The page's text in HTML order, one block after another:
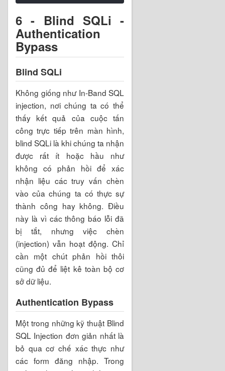
6 - Blind SQLi -
Authentication
Bypass
Blind SQLi
Không giống như In-Band SQL
injection, nơi chúng ta có thể
thấy kết quả của cuộc tấn
công trực tiếp trên màn hình,
blind SQLi là khi chúng ta nhận
được rất ít hoặc hầu như
không có phản hồi để xác
nhận liệu các truy vấn chèn
vào của chúng ta có thực sự
thành công hay không. Điều
này là vì các thông báo lỗi đã
bị tắt, nhưng việc chèn
(injection) vẫn hoạt động. Chỉ
cần một chút phản hồi thôi
cũng đủ để liệt kê toàn bộ cơ
sở dữ liệu.
Authentication Bypass
Một trong những kỹ thuật Blind
SQL Injection đơn giản nhất là
bỏ qua cơ chế xác thực như
các form đăng nhập. Trong